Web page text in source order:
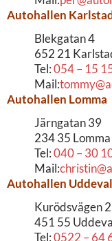
Autohallen
Blekgatan 4
652 21
Tel:054 – 15
Mail:
Autohallen Lomma
Järngatan 39
234 35 Lomma
Tel:040 – 30
Mail:
Autohallen
Kurödsvägen
451 55
Tel:0522 – 64